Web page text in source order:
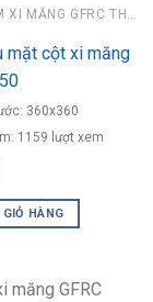
SẢN PHẨM XI MĂNG GFRC THÀNH PHONG
mặt cột xi măng
360x360
1159 lượt xem
HÀNG
măng GFRC